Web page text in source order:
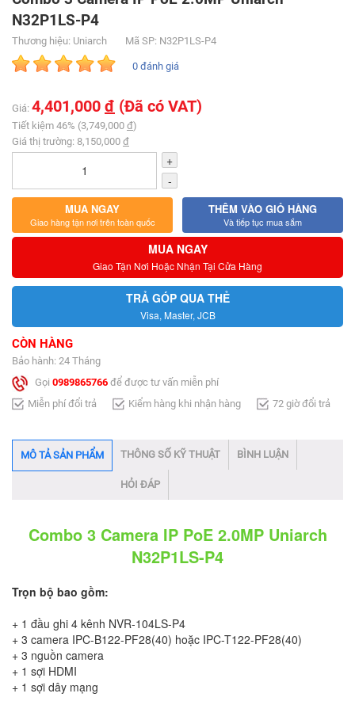
N32P1LS-P4​
Thương hiệu: Uniarch Mã SP: N32P1LS-P4​
0 đánh giá
Giá: 4,401,000 đ (Đã có VAT)
Tiết kiệm 46% (3,749,000 đ)
Giá thị trường: 8,150,000 đ
+
-
MUA NGAY
Giao hàng tận nơi trên toàn quốc
THÊM VÀO GIỎ HÀNG
Và tiếp tục mua sắm
MUA NGAY
Giao Tận Nơi Hoặc Nhận Tại Cửa Hàng
TRẢ GÓP QUA THẺ
Visa, Master, JCB
CÒN HÀNG
Bảo hành: 24 Tháng
Gọi 0989865766 để được tư vấn miễn phí
Miễn phí đổi trả
Kiểm hàng khi nhận hàng 72 giờ đổi trả
MÔ TẢ SẢN PHẨM THÔNG SỐ KỸ THUẬT BÌNH LUẬN
HỎI ĐÁP
Combo 3 Camera IP PoE 2.0MP Uniarch
N32P1LS-P4​
Trọn bộ bao gồm:
+ 1 đầu ghi 4 kênh NVR-104LS-P4
+ 3 camera IPC-B122-PF28(40) hoặc IPC-T122-PF28(40)
+ 3 nguồn camera
+ 1 sợi HDMI
+ 1 sợi dây mạng